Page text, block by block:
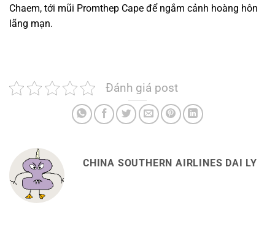
Chaem, tới mũi Promthep Cape để ngắm cảnh hoàng hôn
lãng mạn.
Đánh giá post
CHINA SOUTHERN AIRLINES DAI LY